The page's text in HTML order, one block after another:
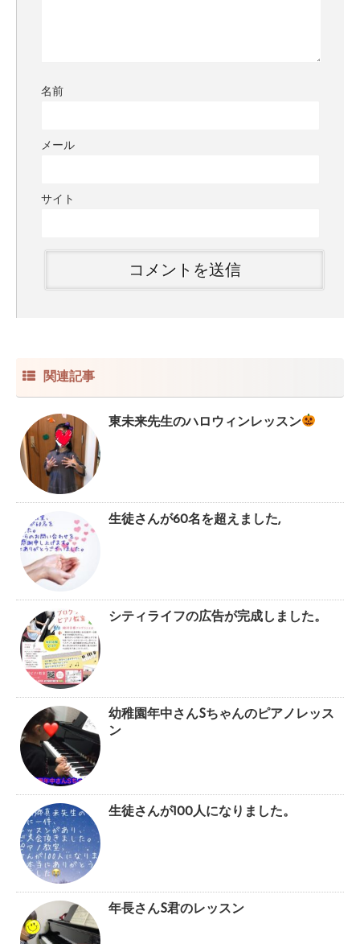
名前
メール
サイト
関連記事
東未来先生のハロウィンレッスン
生徒さんが60名を超えました,
シティライフの広告が完成しました。
幼稚園年中さんSちゃんのピアノレッス
ン
生徒さんが100人になりました。
年長さんS君のレッスン